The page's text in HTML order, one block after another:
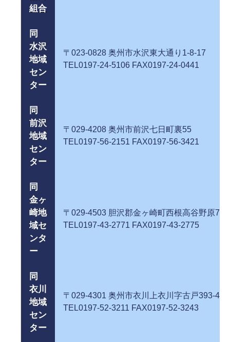
組合
同
水沢
地域
セン
ター
〒023-0828 奥州市水沢東大通り
TEL0197-24-5106 FAX0197-24-0441
同
前沢
地域
セン
ター
〒029-4208 奥州市前沢七日
TEL0197-56-2151 FAX0197-56-3421
同
金ヶ
崎地
域セ
ンタ
ー
〒029-4503 胆沢郡金ヶ崎町西根高谷野原
TEL0197-43-2771 FAX0197-43-2775
同
衣川
地域
セン
ター
〒029-4301 奥州市衣川上衣川字古
TEL0197-52-3211 FAX0197-52-3243